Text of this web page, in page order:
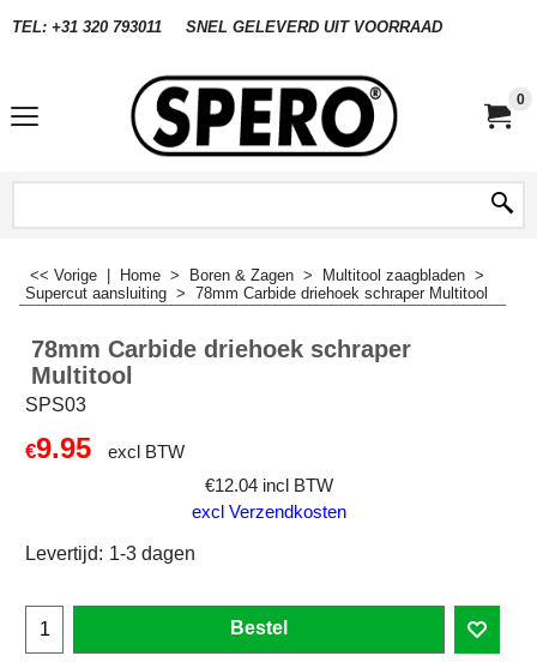
TEL: +31 320 793011 SNEL GELEVERD UIT VOORRAAD
0
<< Vorige Home > Boren & Zagen > Multitool zaagbladen >
Supercut aansluiting > 78mm Carbide driehoek schraper Multitool
78mm Carbide driehoek schraper
Multitool
SPS03
€9.95
excl BTW
€12.04 incl BTW
excl Verzendkosten
Levertijd: 1-3 dagen
Bestel